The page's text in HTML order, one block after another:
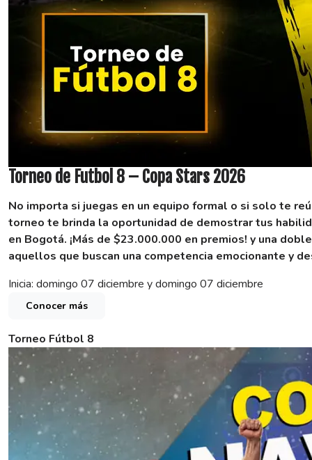
Torneo de Futbol 8 – Copa Stars 2026
No importa si juegas en un equipo formal o si solo te
torneo te brinda la oportunidad de demostrar tus
en Bogotá. ¡Más de $23.000.000 en premios! y una
aquellos que buscan una competencia emocionante y
Inicia: domingo 07 diciembre y domingo 07 diciembre
Conocer más
Torneo Fútbol 8